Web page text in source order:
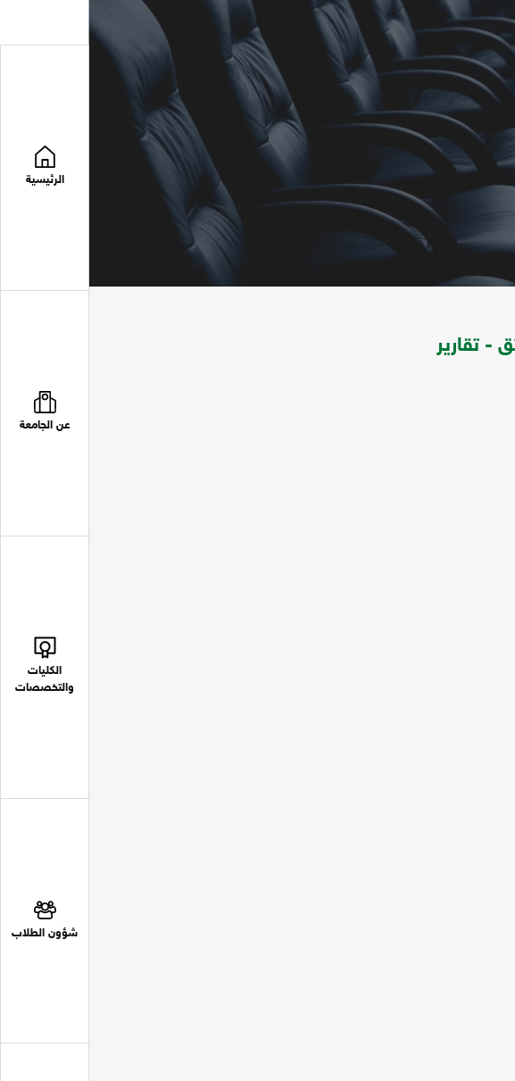
الرئيسية
عن الجامعة
الكليات
والتخصصات
شؤون الطلاب
- تقارير